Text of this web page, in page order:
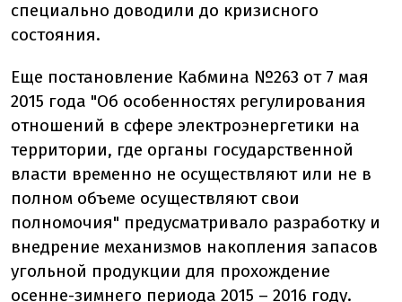
специально доводили до кризисного
состояния.
Еще постановление Кабмина №263 от 7 мая
2015 года "Об особенностях регулирования
отношений в сфере электроэнергетики на
территории, где органы государственной
власти временно не осуществляют или не в
полном объеме осуществляют свои
полномочия" предусматривало разработку и
внедрение механизмов накопления запасов
угольной продукции для прохождение
осенне-зимнего периода 2015 – 2016 году.